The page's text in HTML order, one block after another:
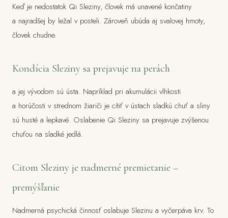
Keď je nedostatok Qi Sleziny, človek má unavené končatiny
a najradšej by ležal v posteli. Zároveň ubúda aj svalovej hmoty,
človek chudne.
Kondícia Sleziny sa prejavuje na perách
a jej vývodom sú ústa. Napríklad pri akumulácii vlhkosti
a horúčosti v strednom žiariči je cítiť v ústach sladkú chuť a sliny
sú husté a lepkavé. Oslabenie Qi Sleziny sa prejavuje zvýšenou
chuťou na sladké jedlá.
Citom Sleziny je nadmerné premietanie –
premýšľanie
Nadmerná psychická činnosť oslabuje Slezinu a vyčerpáva krv. To